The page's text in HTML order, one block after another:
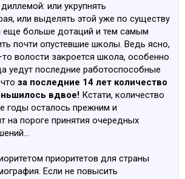
или укрупнять
или выделять этой уже по существу
еще больше дотаций и тем самым
почти опустевшие школы. Ведь ясно,
волости закроется школа, особенно
уедут последние работоспособные
за последние 14 лет количество
вдвое! Кстати, количество
годы осталось прежним и
на пороге принятия очередных
приоритетов для страны
Если не повысить